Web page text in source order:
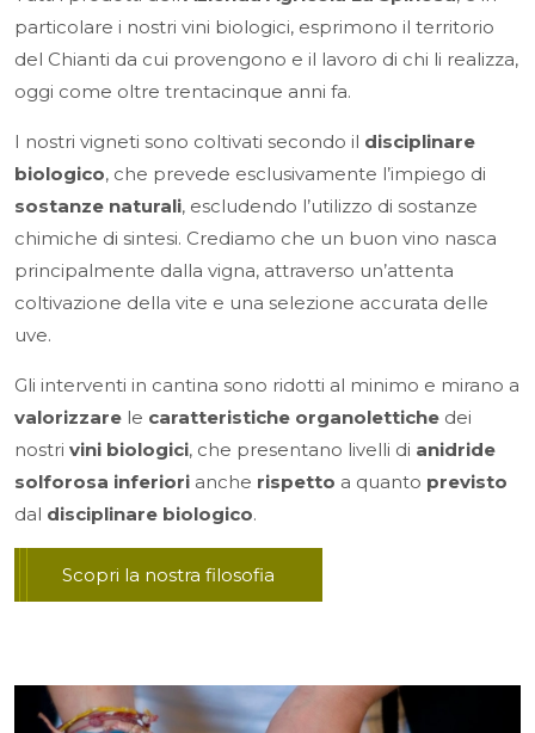
particolare i nostri vini biologici, esprimono il territorio
del Chianti da cui provengono e il lavoro di chi li realizza,
oggi come oltre trentacinque anni fa.
I nostri vigneti sono coltivati secondo il disciplinare
biologico, che prevede esclusivamente l’impiego di
sostanze naturali, escludendo l’utilizzo di sostanze
chimiche di sintesi. Crediamo che un buon vino nasca
principalmente dalla vigna, attraverso un’attenta
coltivazione della vite e una selezione accurata delle
uve.
Gli interventi in cantina sono ridotti al minimo e mirano a
valorizzare le caratteristiche organolettiche dei
nostri vini biologici, che presentano livelli di anidride
solforosa inferiori anche rispetto a quanto previsto
dal disciplinare biologico.
Scopri la nostra filosofia